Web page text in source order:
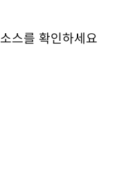
스를 확인하세요